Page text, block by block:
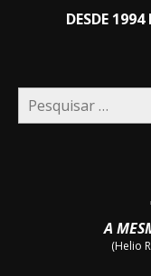
DESDE
Pesquisar
por:
A
(Helio